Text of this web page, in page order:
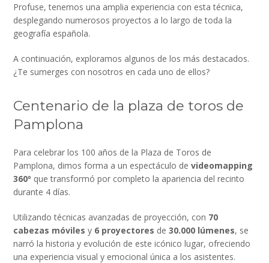
Profuse, tenemos una amplia experiencia con esta técnica,
desplegando numerosos proyectos a lo largo de toda la
geografía española.
A continuación, exploramos algunos de los más destacados.
¿Te sumerges con nosotros en cada uno de ellos?
Centenario de la plaza de toros de
Pamplona
Para celebrar los 100 años de la Plaza de Toros de
Pamplona, dimos forma a un espectáculo devideomapping
360º que transformó por completo la apariencia del recinto
durante 4 días.
Utilizando técnicas avanzadas de proyección, con 70
cabezas móviles y 6 proyectores de30.000 lúmenes, se
narró la historia y evolución de este icónico lugar, ofreciendo
una experiencia visual y emocional única a los asistentes.